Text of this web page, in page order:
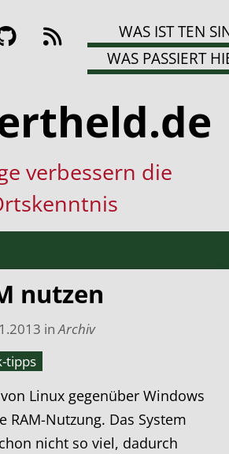
WAS IST TEN
WAS PASSIERT
verbessern die
nutzen
inArchiv
tipps
Linux gegenüber Windows
RAM-Nutzung. Das System
nicht so viel, dadurch